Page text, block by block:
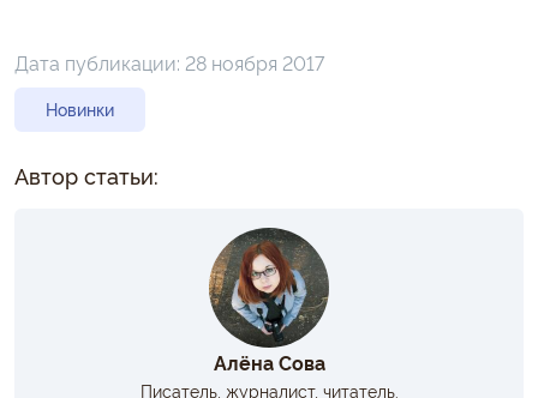
Дата публикации: 28 ноября 2017
Новинки
Автор статьи:
Алёна Сова
Писатель, журналист, читатель.